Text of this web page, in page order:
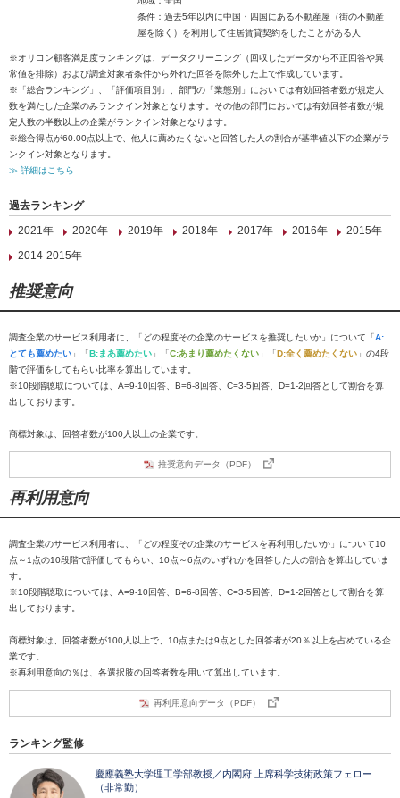
条件：過去5年以内に中国・四国にある不動産屋（街の不動産
屋を除く）を利用して住居賃貸契約をしたことがある人
※オリコン顧客満足度ランキングは、データクリーニング（回収したデータから不正回答や異
常値を排除）および調査対象者条件から外れた回答を除外した上で作成しています。
※「総合ランキング」、「評価項目別」、部門の「業態別」においては有効回答者数が規定人
数を満たした企業のみランクイン対象となります。その他の部門においては有効回答者数が規
定人数の半数以上の企業がランクイン対象となります。
※総合得点が60.00点以上で、他人に薦めたくないと回答した人の割合が基準値以下の企業がラ
ンクイン対象となります。
≫ 詳細はこちら
過去ランキング
2021年
2020年 2019年 2018年 2017年 2016年
2015年
2014-2015年
推奨意向
調査企業のサービス利用者に、「どの程度その企業のサービスを推奨したいか」について「A:
とても薦めたい 」「B:まあ薦めたい 」「C:あまり薦めたくない 」「D:全く薦めたくない 」の4段
階で評価をしてもらい比率を算出しています。
※10段階聴取については、A=9-10回答、B=6-8回答、C=3-5回答、D=1-2回答として割合を算
出しております。
商標対象は、回答者数が100人以上の企業です。
推奨意向データ（PDF）
再利用意向
調査企業のサービス利用者に、「どの程度その企業のサービスを再利用したいか」について10
点～1点の10段階で評価してもらい、10点～6点のいずれかを回答した人の割合を算出していま
す。
※10段階聴取については、A=9-10回答、B=6-8回答、C=3-5回答、D=1-2回答として割合を算
出しております。
商標対象は、回答者数が100人以上で、10点または9点とした回答者が20％以上を占めている企
業です。
※再利用意向の％は、各選択肢の回答者数を用いて算出しています。
再利用意向データ（PDF）
ランキング監修
慶應義塾大学理工学部教授／内閣府 上席科学技術政策フェロー
（非常勤）